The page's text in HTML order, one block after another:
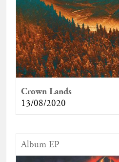
Crown Lands
13/08/2020
Album EP